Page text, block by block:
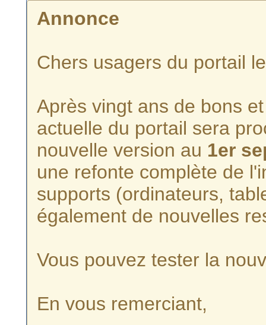
Annonce
Chers usagers du portail
Après vingt ans de bons
actuelle du portail sera
nouvelle version au 1er
une refonte complète de
supports (ordinateurs,
également de nouvelles
Vous pouvez tester la
En vous remerciant,